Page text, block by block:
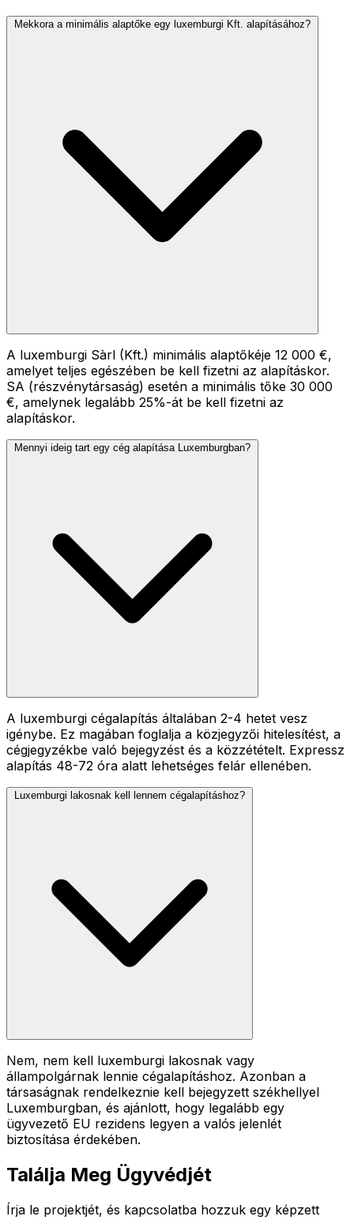
Mekkora a minimális alaptőke egy luxemburgi Kft. alapításához?
A luxemburgi Sàrl (Kft.) minimális alaptőkéje 12 000 €,
amelyet teljes egészében be kell fizetni az alapításkor.
SA (részvénytársaság) esetén a minimális tőke 30 000
€, amelynek legalább 25%-át be kell fizetni az
alapításkor.
Mennyi ideig tart egy cég alapítása Luxemburgban?
A luxemburgi cégalapítás általában 2-4 hetet vesz
igénybe. Ez magában foglalja a közjegyzői hitelesítést, a
cégjegyzékbe való bejegyzést és a közzétételt. Expressz
alapítás 48-72 óra alatt lehetséges felár ellenében.
Luxemburgi lakosnak kell lennem cégalapításhoz?
Nem, nem kell luxemburgi lakosnak vagy
állampolgárnak lennie cégalapításhoz. Azonban a
társaságnak rendelkeznie kell bejegyzett székhellyel
Luxemburgban, és ajánlott, hogy legalább egy
ügyvezető EU rezidens legyen a valós jelenlét
biztosítása érdekében.
Találja Meg Ügyvédjét
Írja le projektjét, és kapcsolatba hozzuk egy képzett